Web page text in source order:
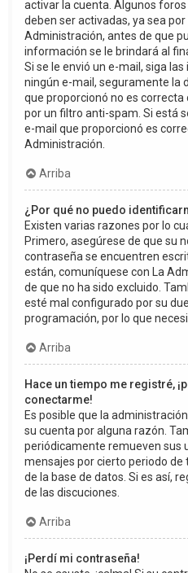
activar la cuenta. Algunos
deben ser activadas, ya sea
Administración, antes de que
información se le brindará al
Si se le envió un e-mail, siga
ningún e-mail, seguramente la
que proporcionó no es
por un filtro anti-spam. Si está
e-mail que proporcionó es
Administración.
Arriba
¿Por qué no puedo
Existen varias razones por lo
Primero, asegúrese de que su
contraseña se encuentren
están, comuníquese con La
de que no ha sido excluido.
esté mal configurado por su
programación, por lo que
Arriba
Hace un tiempo me registré,
conectarme!
Es posible que la
su cuenta por alguna razón.
periódicamente remueven sus
mensajes por cierto periodo de
de la base de datos. Si es así,
de las discuciones.
Arriba
¡Perdí mi contraseña!